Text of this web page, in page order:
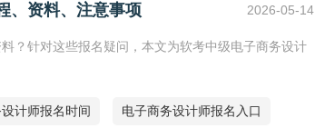
、资料、注意事项 2026-05-14
？针对这些报名疑问，本文为软考中级电子商务设计
计师报名时间 电子商务设计师报名入口